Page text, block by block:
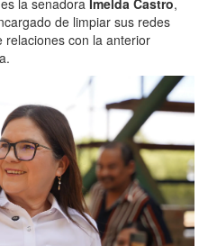
la senadora Imelda Castro,
de limpiar sus redes
relaciones con la anterior